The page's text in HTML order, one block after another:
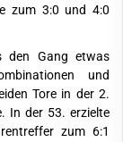
zum 3:0 und 4:0
den Gang etwas
und
Tore in der 2.
In der 53. erzielte
zum 6:1